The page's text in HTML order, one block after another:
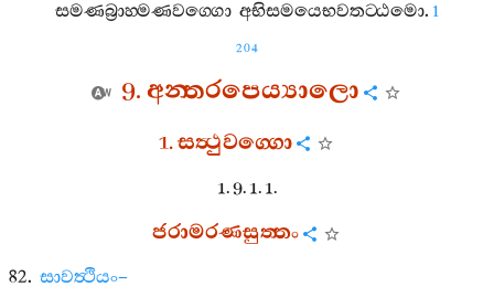
සමණබ්‍රාහ‍්මණවග‍්ගො අභිසමයෙභවතට‍්ඨමො. 1
204
9.අන‍්තරපෙය්‍යාලො
1.සත්‍ථුවග‍්ගො
1. 9. 1. 1.
ජරාමරණසුත‍්තං
82. සාවත්‍ථියං–